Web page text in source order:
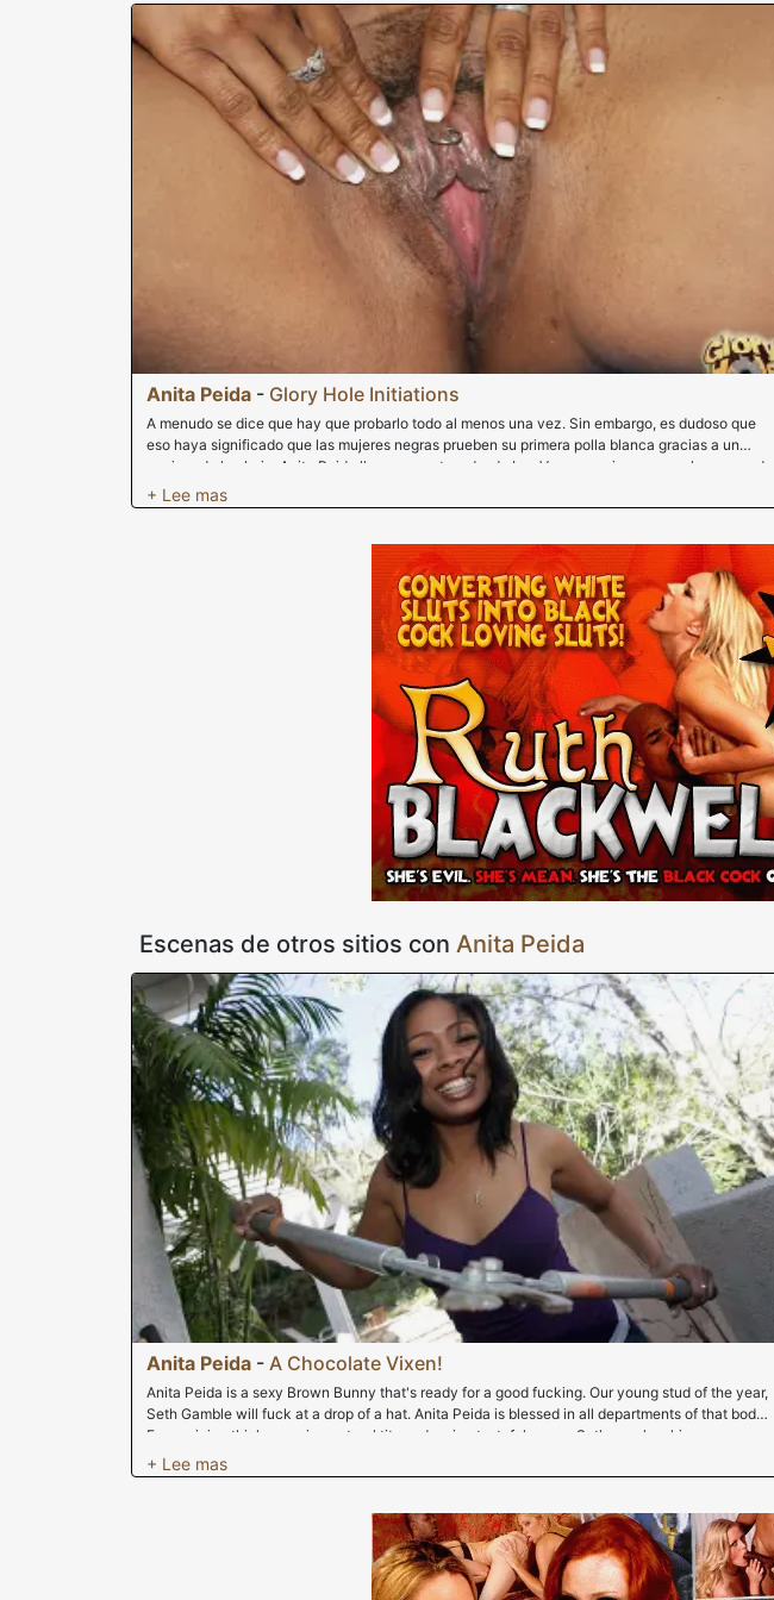
Anita Peida - Glory Hole Initiations
A menudo se dice que hay que probarlo todo al menos una vez. Sin embargo, es dudoso que
eso haya significado que las mujeres negras prueben su primera polla blanca gracias a un
agujero de la gloria. Anita Peida llega a nosotros desde Las Vegas y quiere romper la cereza de
la polla blanca de sus papilas gustativas. Anita usó su teléfono inteligente para localizar este
agujero de la gloria y pronto se encontró masturbándose con un Cumbang. Anita se frotaba el
negra no perdió tiempo en babear la polla de un chico blanco muy valiente mientras su coño se
mojaba más con cada embestida en la cara. Anita dejó su marca en el agujero de la gloria al
deslizar su esbelto cuerpo sobre una polla cuyo pasado sexual solo conoce el hombre sin
nombre detrás de la pared. El sexo interracial normalmente se limita a las habitaciones de hotel
o los estacionamientos; nunca a un agujero de la gloria. Anita Peida ahora puede cambiar su
nombre a "Anita White Cock 24/7" a juzgar por la forma en que se folló esa pared. ¿No nos
crees? Esa sustancia blanca no apareció en su cara sin su ayuda.
Escenas de otros sitios con Anita Peida
Anita Peida - A Chocolate Vixen!
Anita Peida is a sexy Brown Bunny that's ready for a good fucking. Our young stud of the year,
Seth Gamble will fuck at a drop of a hat. Anita Peida is blessed in all departments of that body.
From a juicy thick ass, nice natural tits and a nice tasteful pussy. Seth sure has his way.
Beating that chocolate pussy until busting a huge load. Enjoy!